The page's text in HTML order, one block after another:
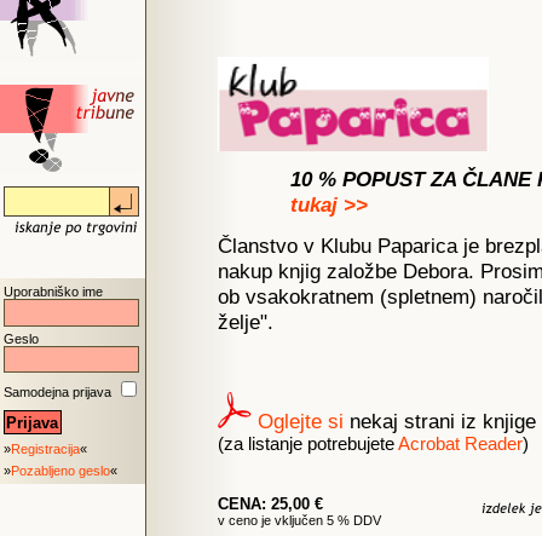
Uporabniško ime
Geslo
Samodejna prijava
»Registracija«
»Pozabljeno geslo«
10 % POPUST ZA
tukaj >>
Članstvo v Klubu Paparica je
nakup knjig založbe Debora.
ob vsakokratnem (spletnem)
želje".
Oglejte si nekaj strani iz knjige
(za listanje potrebujeteAcrobat Reader)
CENA: 25,00 €
v ceno je vključen 5 % DDV